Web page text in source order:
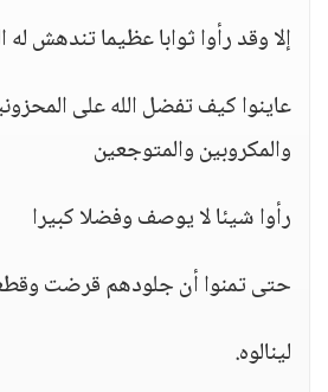
إلا وقد رأوا ثوابا عظيما تندهش له
عاينوا كيف تفضل الله على
والمكروبين والمتوجعين
رأوا شيئا لا يوصف وفضلا كبيرا
حتى تمنوا أن جلودهم قرضت
لينالوه.